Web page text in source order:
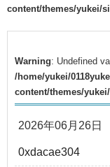
content/themes/yukei/
Warning: Undefined
/home/yukei/
content/themes/
2026年06月26日
0xdacae304